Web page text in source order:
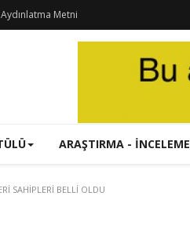
Aydınlatma Metni
ARAŞTIRMA - İNCELEME
SAHİPLERİ BELLİ OLDU